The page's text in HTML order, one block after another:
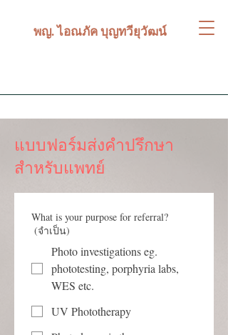
พญ. ไอณภัค บุญทวียุวัฒน์
แบบฟอร์มส่งคำปรึกษา
สำหรับแพทย์
What is your purpose for referral?
(จำเป็น)
Photo investigations eg.
phototesting, porphyria labs,
WES etc.
UV Phototherapy